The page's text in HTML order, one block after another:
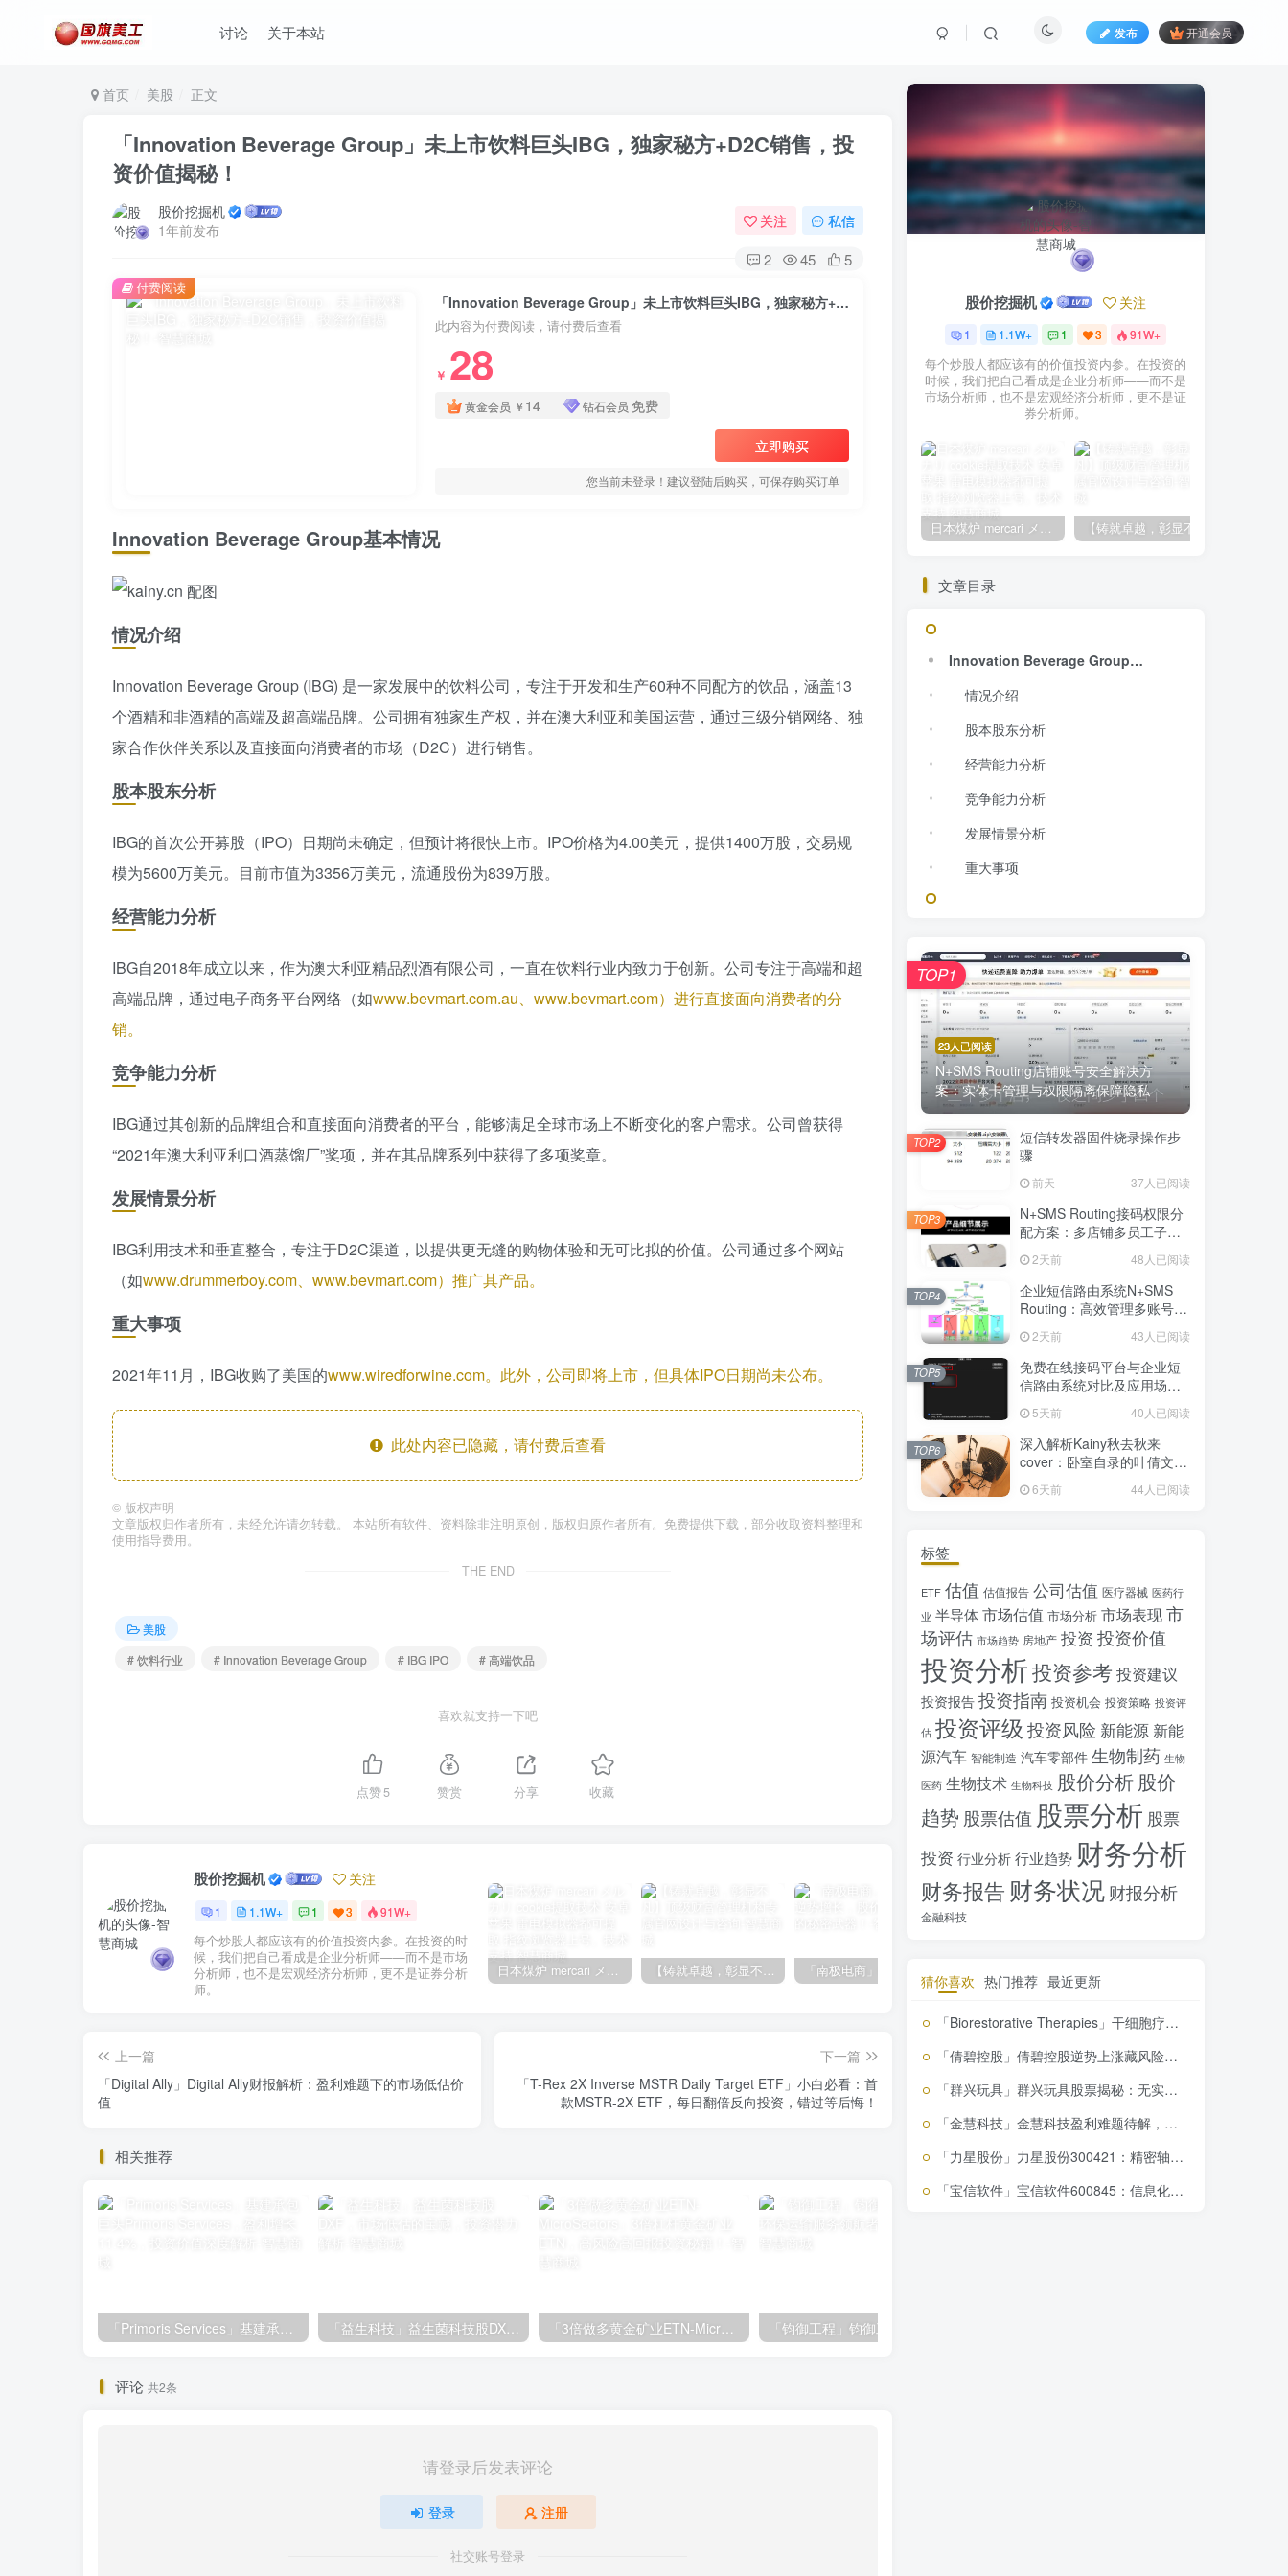
讨论 关于本站 发布 开通会员
首页 美股 正文
「Innovation Beverage Group」未上市饮料巨头IBG，独家秘方+D2C销售，投
资价值揭秘！
股价挖掘机
1年前发布
关注 私信
2 45 5
「Innovation Beverage Group」未上市饮料巨头IBG，独家秘方+D2C销售，投资价值揭秘！
此内容为付费阅读，请付费后查看
￥ 28
黄金会员 ￥ 14 钻石会员 免费
立即购买
您当前未登录！建议登陆后购买，可保存购买订单
付费阅读
Innovation Beverage Group基本情况
情况介绍
Innovation Beverage Group (IBG) 是一家发展中的饮料公司，专注于开发和生产60种不同配方的饮品，涵盖13
个酒精和非酒精的高端及超高端品牌。公司拥有独家生产权，并在澳大利亚和美国运营，通过三级分销网络、独
家合作伙伴关系以及直接面向消费者的市场（D2C）进行销售。
股本股东分析
IBG的首次公开募股（IPO）日期尚未确定，但预计将很快上市。IPO价格为4.00美元，提供1400万股，交易规
模为5600万美元。目前市值为3356万美元，流通股份为839万股。
经营能力分析
IBG自2018年成立以来，作为澳大利亚精品烈酒有限公司，一直在饮料行业内致力于创新。公司专注于高端和超
高端品牌，通过电子商务平台网络（如www.bevmart.com.au、www.bevmart.com）进行直接面向消费者的分
销。
竞争能力分析
IBG通过其创新的品牌组合和直接面向消费者的平台，能够满足全球市场上不断变化的客户需求。公司曾获得
“2021年澳大利亚利口酒蒸馏厂”奖项，并在其品牌系列中获得了多项奖章。
发展情景分析
IBG利用技术和垂直整合，专注于D2C渠道，以提供更无缝的购物体验和无可比拟的价值。公司通过多个网站
（如www.drummerboy.com、www.bevmart.com）推广其产品。
重大事项
2021年11月，IBG收购了美国的www.wiredforwine.com。此外，公司即将上市，但具体IPO日期尚未公布。
此处内容已隐藏，请付费后查看
© 版权声明
文章版权归作者所有，未经允许请勿转载。 本站所有软件、资料除非注明原创，版权归原作者所有。免费提供下载，部分收取资料整理和
使用指导费用。
THE END
美股
# 饮料行业
# Innovation Beverage Group # IBG IPO # 高端饮品
喜欢就支持一下吧
点赞5 赞赏 分享 收藏
股价挖掘机 关注
1 1.1W+ 1 3 91W+
每个炒股人都应该有的价值投资内参。在投资的时
候，我们把自己看成是企业分析师——而不是市场
分析师，也不是宏观经济分析师，更不是证券分析
师。
日本煤炉 mercari メルカリ cookie提取技术 安卓 苹果 雷电模拟器都可提取,指纹浏览器上号。技术支持 【铸就卓越，彰显不凡】顶级财富管理机构专属官网设计与咨询
上一篇
「Digital Ally」Digital Ally财报解析：盈利难题下的市场低估价
值
下一篇
「T-Rex 2X Inverse MSTR Daily Target ETF」小白必看：首
款MSTR-2X ETF，每日翻倍反向投资，错过等后悔！
相关推荐
「Primoris Services」基建承包巨头Primoris Services，盈利增长11.4%，投资价值深度解析 「益生科技」益生菌科技股DXF，市场低估的宝藏，投资潜力解析 「3倍做多黄金矿业ETN-MicroSectors」3倍杠杆黄金矿业ETN，高风险高回报投资秘籍！
评论 共2条
请登录后发表评论
登录 注册
社交账号登录
股价挖掘机 关注
1 1.1W+ 1 3 91W+
每个炒股人都应该有的价值投资内参。在投资的
时候，我们把自己看成是企业分析师——而不是
市场分析师，也不是宏观经济分析师，更不是证
券分析师。
日本煤炉 mercari メルカリ cookie提取技术 安卓 苹果 雷电模拟器都可提取,指纹浏览器上号。技术支持
文章目录
Innovation Beverage Group基本情况
情况介绍
股本股东分析
经营能力分析
竞争能力分析
发展情景分析
重大事项
23人已阅读
N+SMS Routing店铺账号安全解决方
案：实体卡管理与权限隔离保障隐私
TOP1
短信转发器固件烧录操作步
骤
前天 37人已阅读
TOP2
N+SMS Routing接码权限分
配方案：多店铺多员工子账
2天前 48人已阅读
TOP3
企业短信路由系统N+SMS
Routing：高效管理多账号验
2天前 43人已阅读
TOP4
免费在线接码平台与企业短
信路由系统对比及应用场景
5天前 40人已阅读
TOP5
深入解析Kainy秋去秋来
cover：卧室自录的叶倩文经
典粤语情歌翻唱
6天前 44人已阅读
TOP6
标签
ETF 估值 估值报告 公司估值 医疗器械 医药行
业 半导体市场估值 市场分析 市场表现市
场评估 市场趋势 房地产 投资 投资价值
投资分析投资参考 投资建议
投资报告 投资指南 投资机会 投资策略 投资评
估 投资评级 投资风险 新能源 新能
源汽车 智能制造 汽车零部件 生物制药 生物
医药 生物技术 生物科技 股价分析 股价
趋势 股票估值 股票分析 股票
投资 行业分析 行业趋势 财务分析
财务报告 财务状况财报分析
金融科技
猜你喜欢 热门推荐 最近更新
「Biorestorative Therapies」干细胞疗法革命！BRTX引领生物技术新纪元，错过绝对后悔！
「倩碧控股」倩碧控股逆势上涨藏风险，投资需谨慎
「群兴玩具」群兴玩具股票揭秘：无实际控制人，盈利能力待考究，投资需谨慎
「金慧科技」金慧科技盈利难题待解，投资价值引关注
「力星股份」力星股份300421：精密轴承龙头，新能车赛道布局，投资价值解析
「宝信软件」宝信软件600845：信息化巨头，盈利翻倍，你不跟绝对会后悔！